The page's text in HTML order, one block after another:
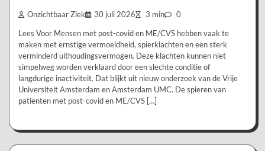
Onzichtbaar Ziek 30 juli 2026 3 min 0
Lees Voor Mensen met post-covid en ME/CVS hebben vaak te
maken met ernstige vermoeidheid, spierklachten en een sterk
verminderd uithoudingsvermogen. Deze klachten kunnen niet
simpelweg worden verklaard door een slechte conditie of
langdurige inactiviteit. Dat blijkt uit nieuw onderzoek van de Vrije
Universiteit Amsterdam en Amsterdam UMC. De spieren van
patiënten met post-covid en ME/CVS […]
Nieuws/Informatie